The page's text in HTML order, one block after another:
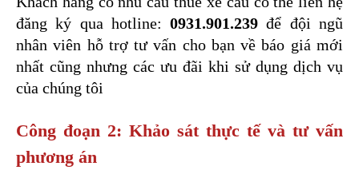
đăng ký qua hotline: 0931.901.239 để đội ngũ
nhân viên hỗ trợ tư vấn cho bạn về báo giá mới
nhất cũng nhưng các ưu đãi khi sử dụng dịch vụ
của chúng tôi
Công đoạn 2: Khảo sát thực tế và tư vấn
phương án